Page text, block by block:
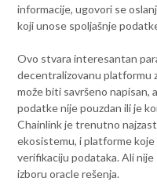
informacije, ugovori se
koji unose spoljašnje
Ovo stvara interesantan
decentralizovanu platformu
može biti savršeno napisan,
podatke nije pouzdan ili je
Chainlink je trenutno
ekosistemu, i platforme
verifikaciju podataka. Ali
izboru oracle rešenja.